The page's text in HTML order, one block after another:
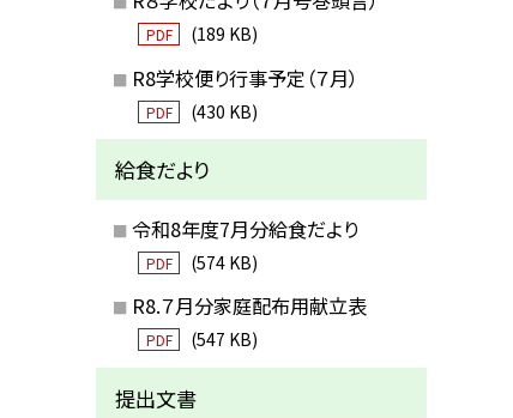
PDF (189 KB)
R8学校便り行事予定（７月）
PDF (430 KB)
給食だより
令和8年度7月分給食だより
PDF (574 KB)
R8.７月分家庭配布用献立表
PDF (547 KB)
提出文書